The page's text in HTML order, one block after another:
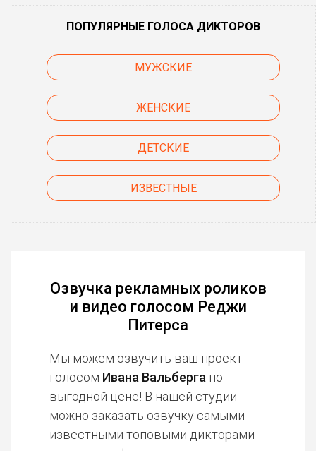
ПОПУЛЯРНЫЕ ГОЛОСА ДИКТОРОВ
МУЖСКИЕ
ЖЕНСКИЕ
ДЕТСКИЕ
ИЗВЕСТНЫЕ
Озвучка рекламных роликов
и видео голосом Реджи
Питерса
Мы можем озвучить ваш проект
голосом Ивана Вальберга по
выгодной цене! В нашей студии
можно заказать озвучку самыми
известными топовыми дикторами -